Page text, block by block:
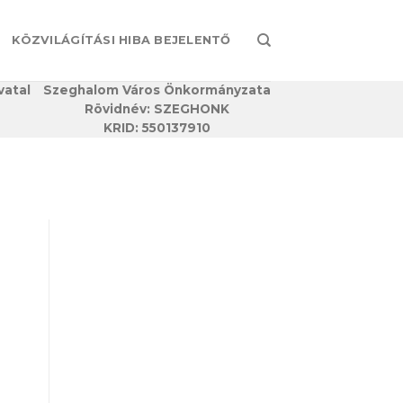
KÖZVILÁGÍTÁSI HIBA BEJELENTŐ
Szeghalom Város Önkormányzata
Rövidnév: SZEGHONK
KRID: 550137910